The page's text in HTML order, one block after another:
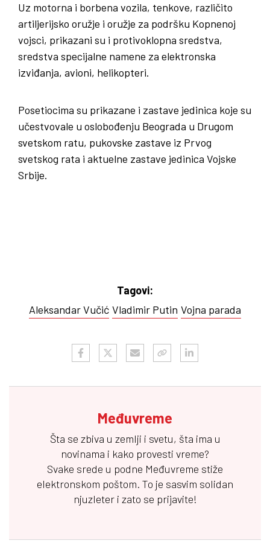
Uz motorna i borbena vozila, tenkove, različito
artiljerijsko oružje i oružje za podršku Kopnenoj
vojsci, prikazani su i protivoklopna sredstva,
sredstva specijalne namene za elektronska
izviđanja, avioni, helikopteri.
Posetiocima su prikazane i zastave jedinica koje su
učestvovale u oslobođenju Beograda u Drugom
svetskom ratu, pukovske zastave iz Prvog
svetskog rata i aktuelne zastave jedinica Vojske
Srbije.
Tagovi:
Aleksandar Vučić Vladimir Putin Vojna parada
Međuvreme
Šta se zbiva u zemlji i svetu, šta ima u
novinama i kako provesti vreme?
Svake srede u podne Međuvreme stiže
elektronskom poštom. To je sasvim solidan
njuzleter i zato se prijavite!